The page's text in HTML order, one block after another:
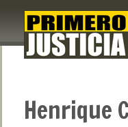
Henrique